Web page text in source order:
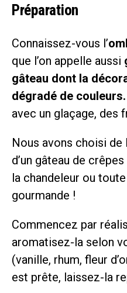
Préparation
Connaissez-vous l’
que l’on appelle aussi
gâteau dont la
dégradé de couleurs.
avec un glaçage, des
Nous avons choisi
d’un gâteau de
la chandeleur ou
gourmande !
Commencez par
aromatisez-la selon
(vanille, rhum, fleur
est prête, laissez-la